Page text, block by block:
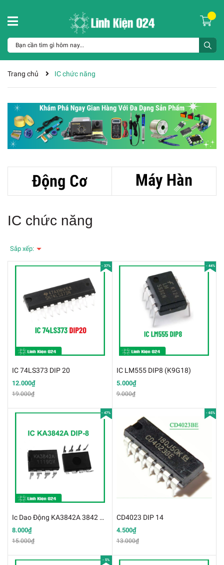
Trang chủ IC chức năng
IC chức năng
Sắp xếp:
- 37%
IC 74LS373 DIP 20
12.000₫
19.000₫
- 44%
IC LM555 DIP8 (K9G18)
5.000₫
9.000₫
- 47%
Ic Dao Động KA3842A 3842 Dip-8 k9f16
8.000₫
15.000₫
- 65%
CD4023 DIP 14
4.500₫
13.000₫
- 5%